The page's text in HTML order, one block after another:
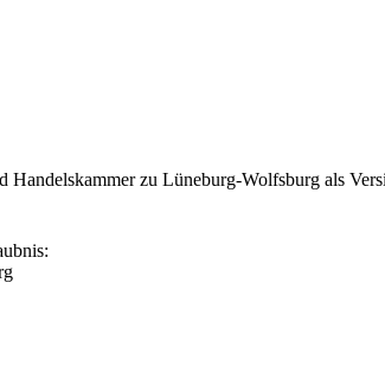
Handelskammer zu Lüneburg-Wolfsburg als